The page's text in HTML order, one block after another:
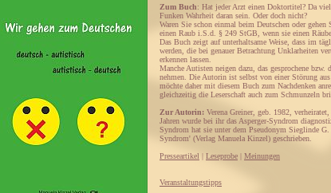
Zum Buch: Hat jeder Arzt einen Doktortitel? Da
Funken Wahrheit daran sein. Oder doch nicht?
Waren Sie schon einmal beim Deutschen oder gehen
einen Raub i.S.d. § 249 StGB, wenn sie einen
Das Buch zeigt auf unterhaltsame Weise, dass im
werden, die bei genauer Betrachtung Unklarheiten
erkennen lassen.
Manche Autisten neigen dazu, das gesprochene bzw.
nehmen. Die Autorin ist selbst von einer Störung
möchte daher mit diesem Buch zum Nachdenken
gleichzeitig die Leserschaft auch zum Schmunzeln
Zur Autorin: Verena Greiner, geb. 1982,
Jahren wurde bei ihr das Asperger-Syndrom
Syndrom hat sie unter dem Pseudonym Sieglinde
Syndrom' (Verlag Manuela Kinzel) geschrieben.
Presseartikel | Leseprobe | Meinungen
Veranstaltungstipps